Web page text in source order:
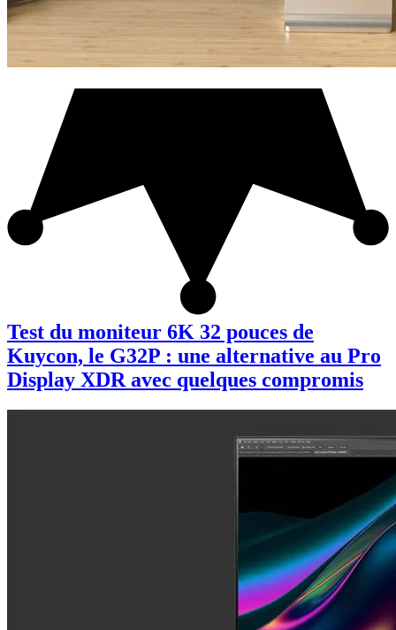
Test du moniteur 6K 32 pouces de
Kuycon, le G32P : une alternative au Pro
Display XDR avec quelques compromis